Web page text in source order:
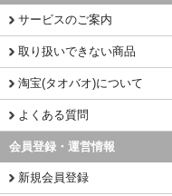
サービスのご案内
取り扱いできない商品
淘宝(タオバオ)について
よくある質問
会員登録・運営情報
新規会員登録